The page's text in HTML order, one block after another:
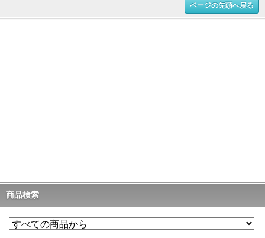
ページの先頭へ戻る
商品検索